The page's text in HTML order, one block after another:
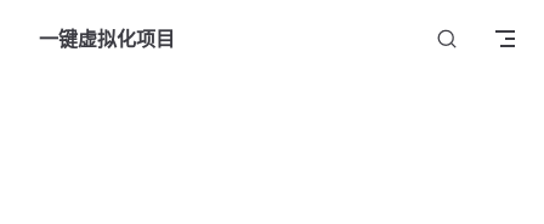
Skip to content
一键虚拟化项目